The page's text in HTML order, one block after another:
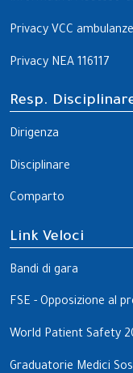
Privacy VCC ambulanze
Privacy NEA 116117
Resp.
Dirigenza
Disciplinare
Comparto
Link Veloci
Bandi di gara
FSE - Opposizione al
World Patient Safety
Graduatorie Medici